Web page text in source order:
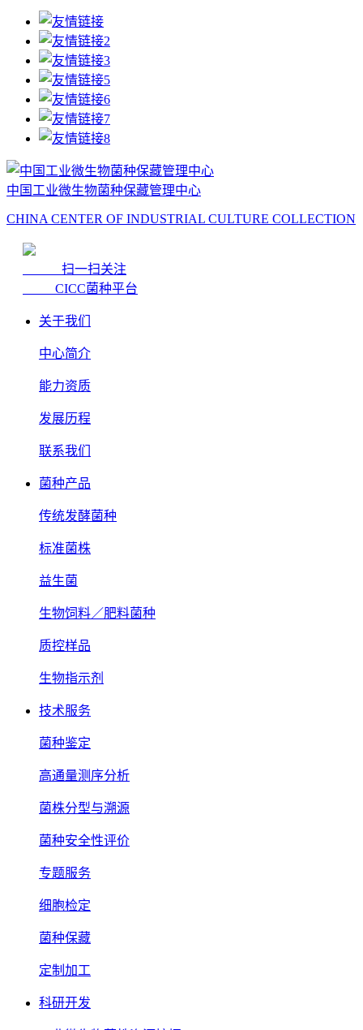
中国工业微生物菌种保藏管理中心
CHINA CENTER OF INDUSTRIAL CULTURE COLLECTION
扫一扫关注
CICC菌种平台
关于我们
中心简介
能力资质
发展历程
联系我们
菌种产品
传统发酵菌种
标准菌株
益生菌
生物饲料／肥料菌种
质控样品
生物指示剂
技术服务
菌种鉴定
高通量测序分析
菌株分型与溯源
菌种安全性评价
专题服务
细胞检定
菌种保藏
定制加工
科研开发